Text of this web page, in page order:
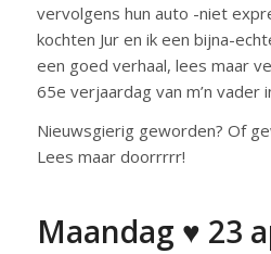
vervolgens hun auto -niet
kochten Jur en ik een bijna-
een goed verhaal, lees maar
65e verjaardag van m’n vader
Nieuwsgierig geworden? Of
Lees maar doorrrrr!
Maandag ♥ 23